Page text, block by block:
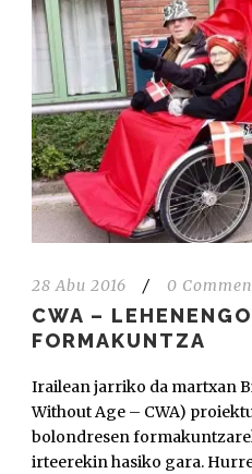
28 Abu 2016 / 0
CWA –
FORMAKUNTZA
Irailean jarriko da martxan
Without Age – CWA)
bolondresen
irteerekin hasiko gara.